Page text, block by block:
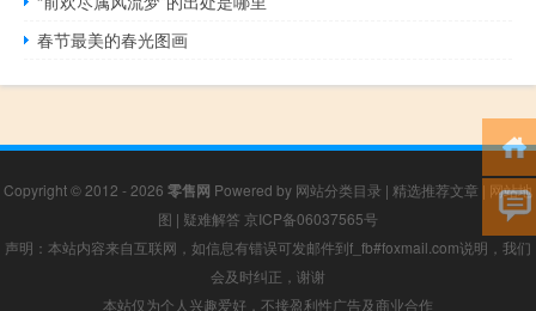
春节最美的春光图画
Copyright © 2012 - 2026 零售网 Powered by 网站分类目录 | 精选推荐文章 | 网站地
图 | 疑难解答 京ICP备06037565号
声明：本站内容来自互联网，如信息有错误可发邮件到f_fb#foxmail.com说明，我们
会及时纠正，谢谢
本站仅为个人兴趣爱好，不接盈利性广告及商业合作